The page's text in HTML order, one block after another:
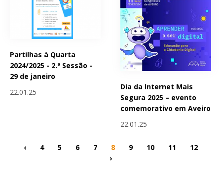
Partilhas à Quarta
2024/2025 - 2.ª Sessão -
29 de janeiro
22.01.25
Dia da Internet Mais
Segura 2025 – evento
comemorativo em Aveiro
22.01.25
‹ 4 5 6 7 8 9 10 11
12
›